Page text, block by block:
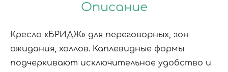
Описание
Кресло «БРИДЖ» для переговорных, зон
ожидания, холлов. Каплевидные формы
подчеркивают исключительное удобство и